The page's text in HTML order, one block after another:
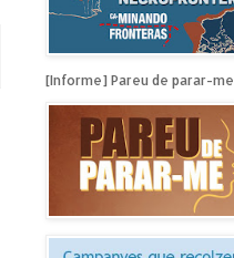
[Informe] Pareu de parar-me